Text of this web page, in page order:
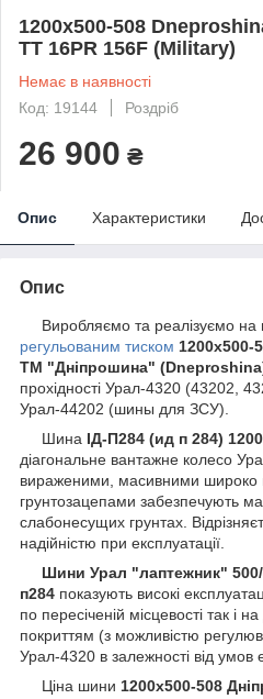
1200х500-508
TT 16PR 156F (Military)
Немає в наявності
Код: 19144
Роздріб
26 900 ₴
Опис Характеристики
Опис
Виробляємо та реалізуємо на
регульованим тиском 1200х500-
ТМ "Дніпрошина"
прохідності Урал-4320 (43202,
Урал-44202 (шины для ЗСУ).
Шина ІД-П284 (ид п 284)
діагональне вантажне колесо
вираженими, масивними широко
грунтозацепами забезпечують
слабонесущих грунтах.
надійністю при експлуатації.
Шини Урал "лаптежник"
п284 показують високі
по пересіченій місцевості так і
покриттям (з можливістю
Урал-4320 в залежності від умов
Ціна шини 1200х500-508